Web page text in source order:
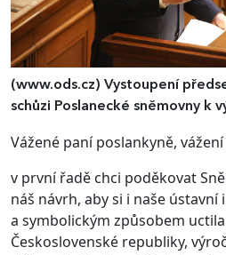
(www.ods.cz) Vystoupení
schůzi Poslanecké sněmovny k
Vážené paní poslankyně,
v první řadě chci poděkovat
náš návrh, aby si i naše
a symbolickým způsobem
Československé republiky,